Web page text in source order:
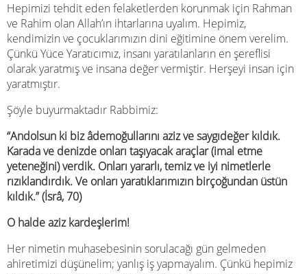
Hepimizi tehdit eden felaketlerden korunmak için Rahman
ve Rahim olan Allah’ın ihtarlarına uyalım. Hepimiz,
kendimizin ve çocuklarımızın dini eğitimine önem verelim.
Çünkü Yüce Yaratıcımız, insanı yaratılanların en şereflisi
olarak yaratmış ve insana değer vermiştir. Herşeyi insan için
yaratmıştır.
Şöyle buyurmaktadır Rabbimiz:
“Andolsun ki biz âdemoğullarını aziz ve saygıdeğer kıldık.
Karada ve denizde onları taşıyacak araçlar (imal etme
yeteneğini) verdik. Onları yararlı, temiz ve iyi nimetlerle
rızıklandırdık. Ve onları yaratıklarımızın birçoğundan üstün
kıldık.”(İsrâ, 70)
O halde aziz kardeşlerim!
Her nimetin muhasebesinin sorulacağı gün gelmeden
ahiretimizi düşünelim; yanlış iş yapmayalım. Çünkü hepimiz